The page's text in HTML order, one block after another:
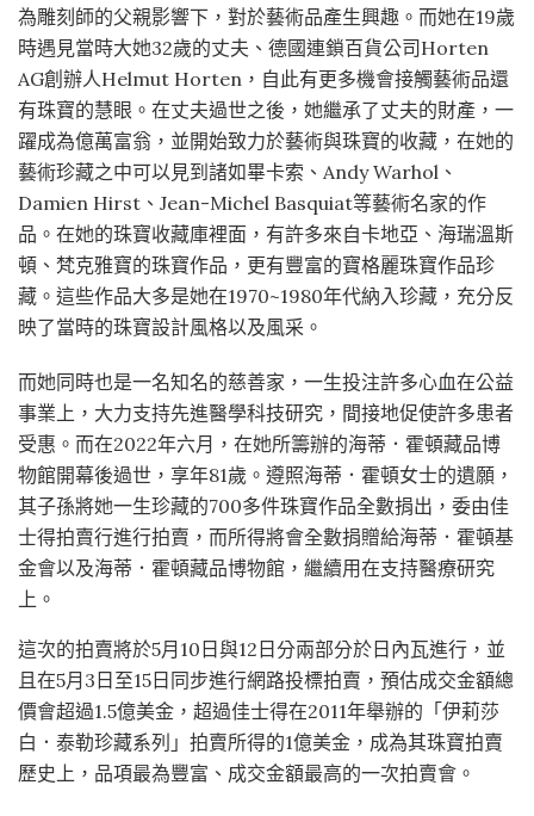
為雕刻師的父親影響下，對於藝術品產生興趣。而她在19歲
時遇見當時大她32歲的丈夫、德國連鎖百貨公司Horten
AG創辦人Helmut Horten，自此有更多機會接觸藝術品還
有珠寶的慧眼。在丈夫過世之後，她繼承了丈夫的財產，一
躍成為億萬富翁，並開始致力於藝術與珠寶的收藏，在她的
藝術珍藏之中可以見到諸如畢卡索、Andy Warhol、
Damien Hirst、Jean-Michel Basquiat等藝術名家的作
品。在她的珠寶收藏庫裡面，有許多來自卡地亞、海瑞溫斯
頓、梵克雅寶的珠寶作品，更有豐富的寶格麗珠寶作品珍
藏。這些作品大多是她在1970~1980年代納入珍藏，充分反
映了當時的珠寶設計風格以及風采。
而她同時也是一名知名的慈善家，一生投注許多心血在公益
事業上，大力支持先進醫學科技研究，間接地促使許多患者
受惠。而在2022年六月，在她所籌辦的海蒂．霍頓藏品博
物館開幕後過世，享年81歲。遵照海蒂．霍頓女士的遺願，
其子孫將她一生珍藏的700多件珠寶作品全數捐出，委由佳
士得拍賣行進行拍賣，而所得將會全數捐贈給海蒂．霍頓基
金會以及海蒂．霍頓藏品博物館，繼續用在支持醫療研究
上。
這次的拍賣將於5月10日與12日分兩部分於日內瓦進行，並
且在5月3日至15日同步進行網路投標拍賣，預估成交金額總
價會超過1.5億美金，超過佳士得在2011年舉辦的「伊莉莎
白．泰勒珍藏系列」拍賣所得的1億美金，成為其珠寶拍賣
歷史上，品項最為豐富、成交金額最高的一次拍賣會。